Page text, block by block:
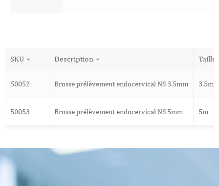
SKU Description Taille
50052 Brosse prélèvement endocervical NS 3.5mm 3.5m
50053 Brosse prélèvement endocervical NS 5mm 5m